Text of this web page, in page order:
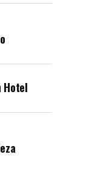
Hotel